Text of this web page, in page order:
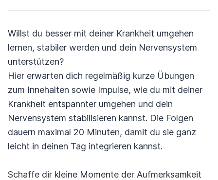
Willst du besser mit deiner Krankheit umgehen
lernen, stabiler werden und dein Nervensystem
unterstützen?
Hier erwarten dich regelmäßig kurze Übungen
zum Innehalten sowie Impulse, wie du mit deiner
Krankheit entspannter umgehen und dein
Nervensystem stabilisieren kannst. Die Folgen
dauern maximal 20 Minuten, damit du sie ganz
leicht in deinen Tag integrieren kannst.
Schaffe dir kleine Momente der Aufmerksamkeit